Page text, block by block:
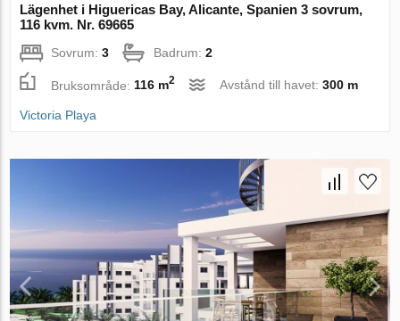
Lägenhet i Higuericas Bay, Alicante, Spanien 3 sovrum,
116 kvm. Nr. 69665
Sovrum:3 Badrum:2
Bruksområde: 116 m2 Avstånd till havet:300 m
Victoria Playa